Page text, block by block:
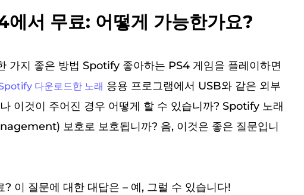
서 무료: 어떻게 가능한가요?
가지 좋은 방법 Spotify 좋아하는 PS4 게임을 플레이하면
다운로드한 노래 응용 프로그램에서 USB와 같은 외부
이것이 주어진 경우 어떻게 할 수 있습니까? Spotify 노래
보호로 보호됩니까? 음, 이것은 좋은 질문입니
이 질문에 대한 대답은 – 예, 그럴 수 있습니다!